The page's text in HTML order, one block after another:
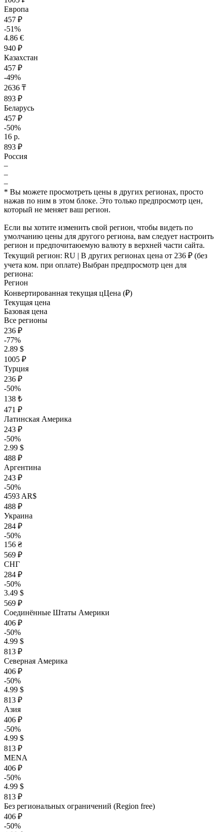
Европа
457 ₽
-51%
4.86 €
940 ₽
Казахстан
457 ₽
-49%
2636 ₸
893 ₽
Беларусь
457 ₽
-50%
16 р.
893 ₽
Россия
–
–
–
* Вы можете просмотреть цены в других регионах, просто
нажав по ним в этом блоке. Это только предпросмотр цен,
который не меняет ваш регион.
Если вы хотите изменить свой регион, чтобы видеть по
умолчанию цены для другого региона, вам следует настроить
регион и предпочитаюемую валюту в верхней части сайта.
Текущий регион: RU | В других регионах цена от 236 ₽ (без
учета ком. при оплате) Выбран предпросмотр цен для
региона:
Регион
Конвертированная текущая цЦена (₽)
Текущая цена
Базовая цена
Все регионы
236 ₽
-77%
2.89 $
1005 ₽
Турция
236 ₽
-50%
138 ₺
471 ₽
Латинская Америка
243 ₽
-50%
2.99 $
488 ₽
Аргентина
243 ₽
-50%
4593 AR$
488 ₽
Украина
284 ₽
-50%
156 ₴
569 ₽
СНГ
284 ₽
-50%
3.49 $
569 ₽
Соединённые Штаты Америки
406 ₽
-50%
4.99 $
813 ₽
Северная Америка
406 ₽
-50%
4.99 $
813 ₽
Азия
406 ₽
-50%
4.99 $
813 ₽
MENA
406 ₽
-50%
4.99 $
813 ₽
Без региональных ограничений (Region free)
406 ₽
-50%